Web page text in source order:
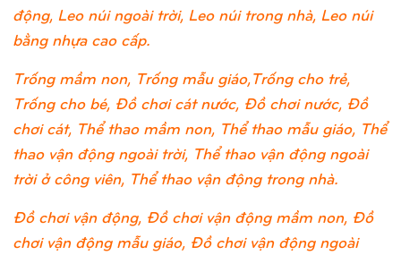
động, Leo núi ngoài trời, Leo núi trong nhà, Leo núi
bằng nhựa cao cấp.
Trống mầm non, Trống mẫu giáo,Trống cho trẻ,
Trống cho bé, Đồ chơi cát nước, Đồ chơi nước, Đồ
chơi cát, Thể thao mầm non, Thể thao mẫu giáo, Thể
thao vận động ngoài trời, Thể thao vận động ngoài
trời ở công viên, Thể thao vận động trong nhà.
Đồ chơi vận động, Đồ chơi vận động mầm non, Đồ
chơi vận động mẫu giáo, Đồ chơi vận động ngoài